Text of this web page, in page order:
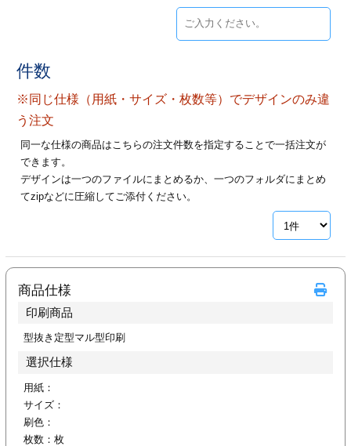
ファイル印刷
ァイル印刷
印刷
印刷
リーブ印刷
加工
ムカード印刷
刷
カード印刷
フォルダー
ァイル印刷
件数
※同じ仕様（用紙・サイズ・枚数等）でデザインのみ違
う注文
同一な仕様の商品はこちらの注文件数を指定することで一括注文が
できます。
デザインは一つのファイルにまとめるか、一つのフォルダにまとめ
てzipなどに圧縮してご添付ください。
商品仕様
印刷商品
型抜き定型マル型印刷
選択仕様
用紙：
サイズ：
刷色：
枚数： 枚